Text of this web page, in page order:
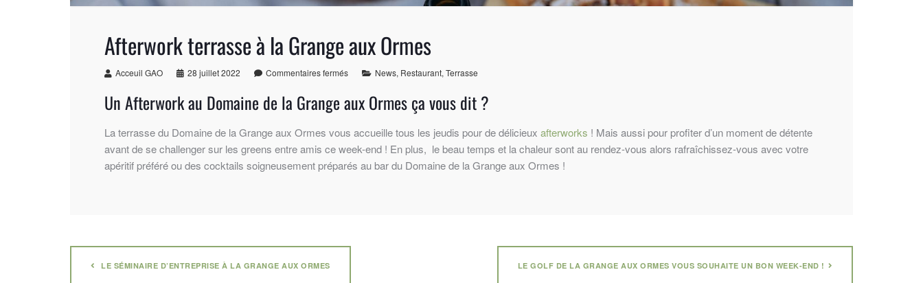
Afterwork terrasse à la Grange aux Ormes
Acceuil GAO 28 juillet 2022 Commentaires fermés News, Restaurant, Terrasse
Un Afterwork au Domaine de la Grange aux Ormes ça vous dit ?
La terrasse du Domaine de la Grange aux Ormes vous accueille tous les jeudis pour de délicieux afterworks ! Mais aussi pour profiter d’un moment de détente
avant de se challenger sur les greens entre amis ce week-end ! En plus, le beau temps et la chaleur sont au rendez-vous alors rafraîchissez-vous avec votre
apéritif préféré ou des cocktails soigneusement préparés au bar du Domaine de la Grange aux Ormes !
LE SÉMINAIRE D’ENTREPRISE À LA GRANGE AUX ORMES LE GOLF DE LA GRANGE AUX ORMES VOUS SOUHAITE UN BON WEEK-END !